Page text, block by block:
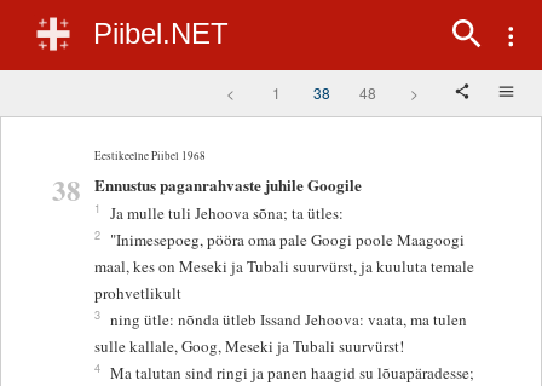
Piibel.NET
< 1 38 48 >
Eestikeelne Piibel 1968
38 Ennustus paganrahvaste juhile Googile
1 Ja mulle tuli Jehoova sõna; ta ütles:
2
"Inimesepoeg, pööra oma pale Googi poole Maagoogi
maal, kes on Meseki ja Tubali suurvürst, ja kuuluta temale
prohvetlikult
3 ning ütle: nõnda ütleb Issand Jehoova: vaata, ma tulen
sulle kallale, Goog, Meseki ja Tubali suurvürst!
4 Ma talutan sind ringi ja panen haagid su lõuapäradesse;